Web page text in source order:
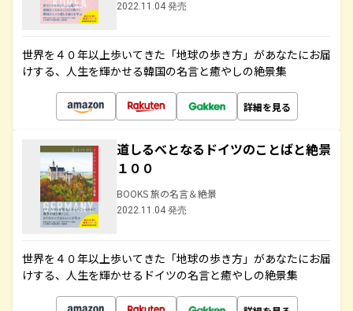
2022.11.04 発売
世界を４０年以上歩いてきた「地球の歩き方」があなたにお届
けする、人生を輝かせる韓国の名言と癒やしの絶景集
詳細を見る
道しるべとなるドイツのことばと絶景
１００
BOOKS 旅の名言＆絶景
2022.11.04 発売
世界を４０年以上歩いてきた「地球の歩き方」があなたにお届
けする、人生を輝かせるドイツの名言と癒やしの絶景集